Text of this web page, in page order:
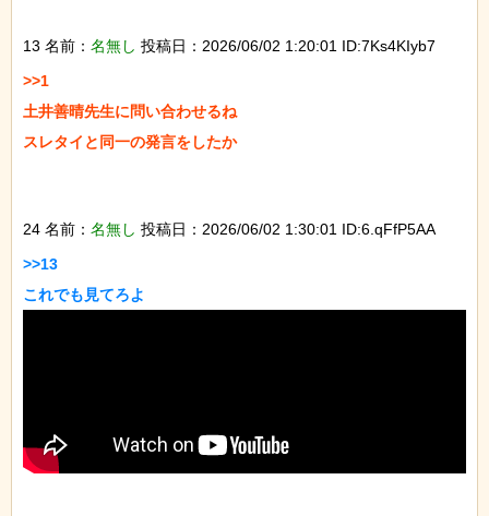
13 名前： 名無し 投稿日：2026/06/02 1:20:01 ID:7Ks4KIyb7
>>1
土井善晴先生に問い合わせるね
スレタイと同一の発言をしたか
24 名前： 名無し 投稿日：2026/06/02 1:30:01 ID:6.qFfP5AA
>>13